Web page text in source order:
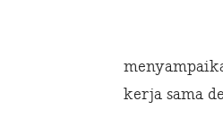
kerja sama